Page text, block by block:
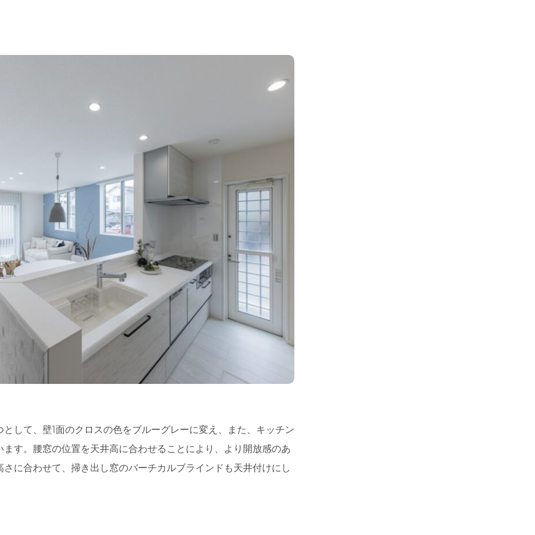
して、壁1面のクロスの色をブルーグレーに変え、また、キッチン
す。腰窓の位置を天井高に合わせることにより、より開放感のあ
に合わせて、掃き出し窓のバーチカルブラインドも天井付けにし